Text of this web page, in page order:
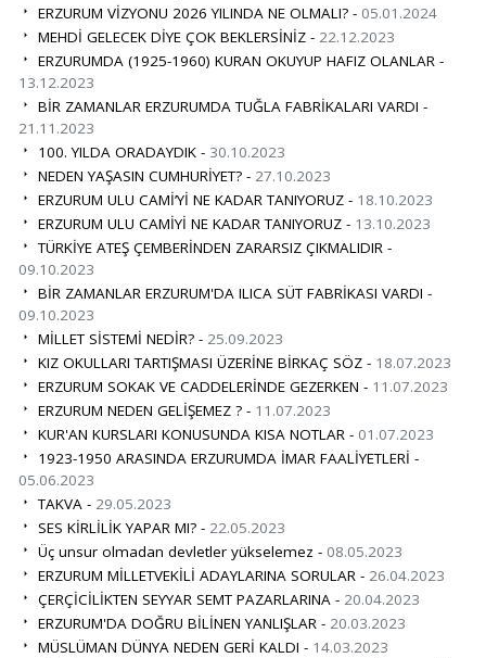
ERZURUM VİZYONU 2026 YILINDA NE OLMALI? - 05.01.2024
MEHDİ GELECEK DİYE ÇOK BEKLERSİNİZ - 22.12.2023
ERZURUMDA (1925-1960) KURAN OKUYUP HAFIZ OLANLAR -
13.12.2023
BİR ZAMANLAR ERZURUMDA TUĞLA FABRİKALARI VARDI -
21.11.2023
100. YILDA ORADAYDIK - 30.10.2023
NEDEN YAŞASIN CUMHURİYET? - 27.10.2023
ERZURUM ULU CAMİ’Yİ NE KADAR TANIYORUZ - 18.10.2023
ERZURUM ULU CAMİYİ NE KADAR TANIYORUZ - 13.10.2023
TÜRKİYE ATEŞ ÇEMBERİNDEN ZARARSIZ ÇIKMALIDIR -
09.10.2023
BİR ZAMANLAR ERZURUM'DA ILICA SÜT FABRİKASI VARDI -
09.10.2023
MİLLET SİSTEMİ NEDİR? - 25.09.2023
KIZ OKULLARI TARTIŞMASI ÜZERİNE BİRKAÇ SÖZ - 18.07.2023
ERZURUM SOKAK VE CADDELERİNDE GEZERKEN - 11.07.2023
ERZURUM NEDEN GELİŞEMEZ ? - 11.07.2023
KUR'AN KURSLARI KONUSUNDA KISA NOTLAR - 01.07.2023
1923-1950 ARASINDA ERZURUMDA İMAR FAALİYETLERİ -
05.06.2023
TAKVA - 29.05.2023
SES KİRLİLİK YAPAR MI? - 22.05.2023
Üç unsur olmadan devletler yükselemez - 08.05.2023
ERZURUM MİLLETVEKİLİ ADAYLARINA SORULAR - 26.04.2023
ÇERÇİCİLİKTEN SEYYAR SEMT PAZARLARINA - 20.04.2023
ERZURUM'DA DOĞRU BİLİNEN YANLIŞLAR - 20.03.2023
MÜSLÜMAN DÜNYA NEDEN GERİ KALDI - 14.03.2023